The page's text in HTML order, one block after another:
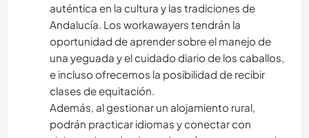
KULTUR
SELBSTENTWICKLUNG
FARMARBEIT
WASSERSPORT
auténtica en la cultura y las tradiciones de
Andalucía. Los workawayers tendrán la
oportunidad de aprender sobre el manejo de
una yeguada y el cuidado diario de los caballos,
e incluso ofrecemos la posibilidad de recibir
clases de equitación.
​Además, al gestionar un alojamiento rural,
podrán practicar idiomas y conectar con